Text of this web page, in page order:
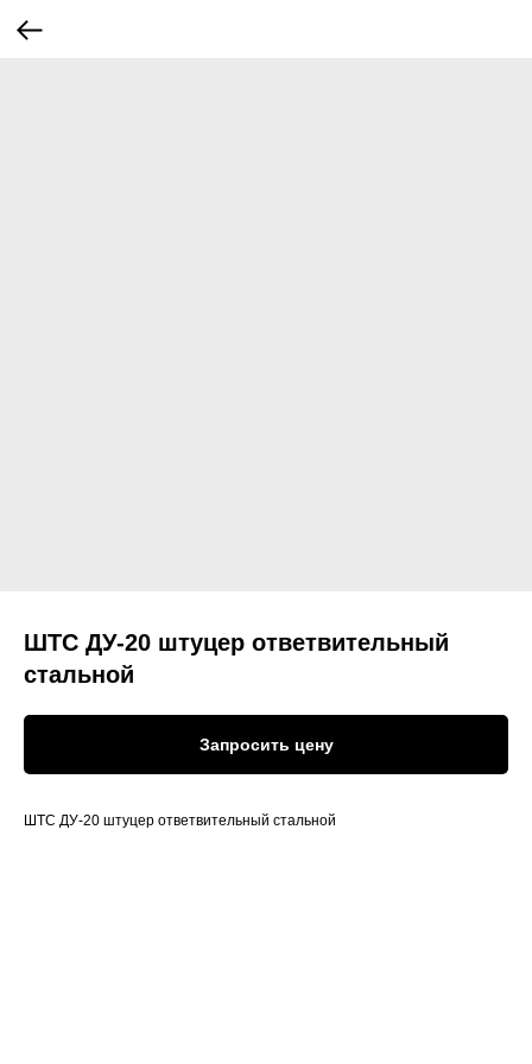
ШТС ДУ-20 штуцер ответвительный
стальной
Запросить цену
ШТС ДУ-20 штуцер ответвительный стальной